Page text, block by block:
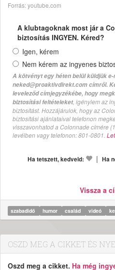
Forrás: youtube.com
A klubtagoknak most jár a
biztosítás INGYEN. Kéred?
Igen, kérem
Nem kérem az ingyenes
A kötvényt egy héten belül küldjük
neked@proaktivdirekt.com címről.
leveleződ címjegyzékébe, hogy
biztosítási feltételeket, igénylem az
biztosítást. Hozzájárulok, hogy az
biztosítási ajánlataival telefonon
visszavonhatod a Colonnade címére
levélben vagy telefonon: 801-0801.
Ha tetszett, kedveld: | Ha
Vissza a
szabadidő humor család videó
OSZD MEG A CIKKET ÉS
Oszd meg a cikket. Ha még